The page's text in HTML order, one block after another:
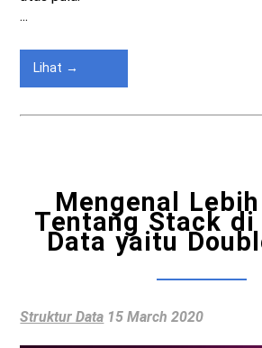
...
Lihat →
Mengenal
Tentang Stack
Data yaitu
Struktur Data 15 March 2020